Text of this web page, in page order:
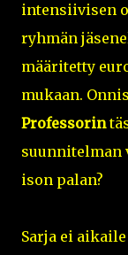
intensiivisen
ryhmän
määritetty
mukaan.
Professorin
suunnitelman
ison palan?
Sarja ei